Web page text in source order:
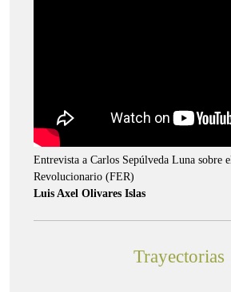
Entrevista a Carlos Sepúlveda Luna sobre
Revolucionario (FER)
Luis Axel Olivares Islas
Trayectorias